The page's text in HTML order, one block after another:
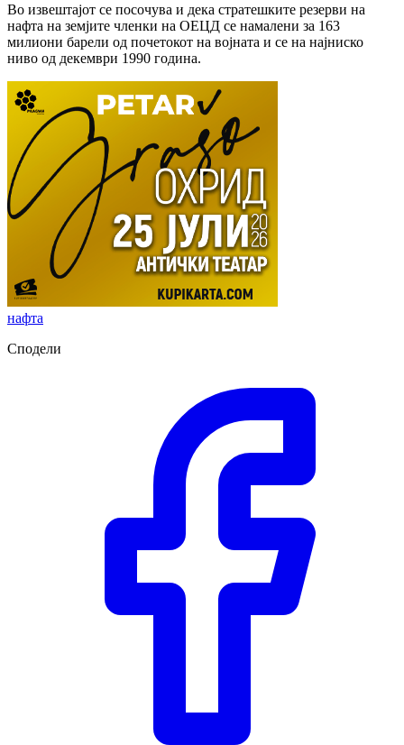
Во извештајот се посочува и дека стратешките резерви на
нафта на земјите членки на ОЕЦД се намалени за 163
милиони барели од почетокот на војната и се на најниско
ниво од декември 1990 година.
нафта
Сподели